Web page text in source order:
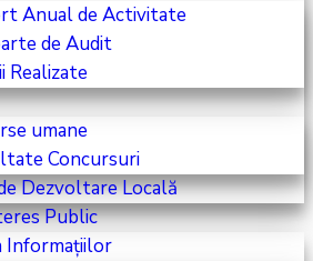
Anual de Activitate
de Audit
Realizate
umane
Concursuri
Dezvoltare Locală
Public
Informațiilor